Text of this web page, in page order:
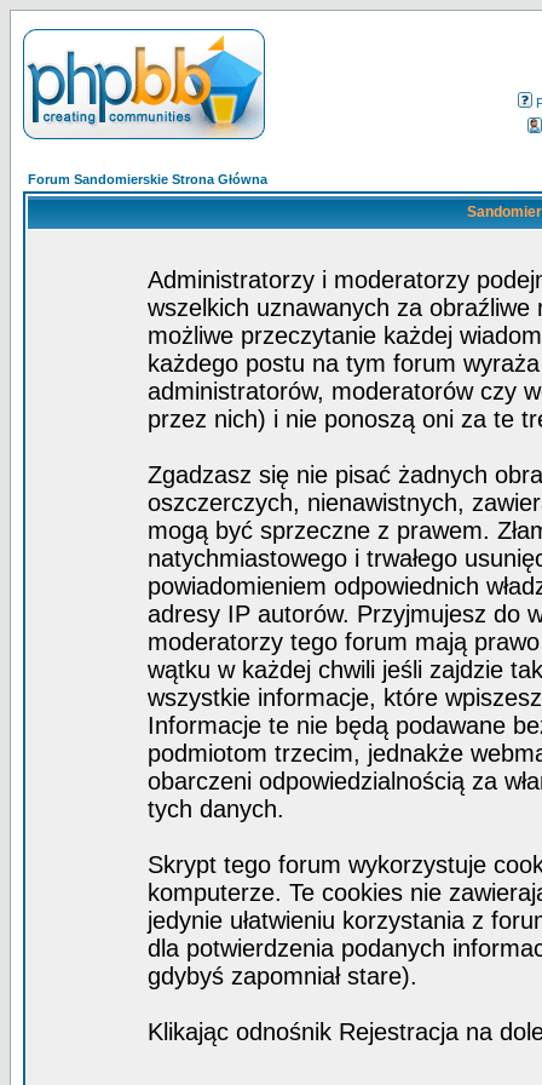
Forum Sandomierskie Strona Główna
Administratorzy i moderatorzy
wszelkich uznawanych za obraźliwe
możliwe przeczytanie każdej
każdego postu na tym forum
administratorów, moderatorów czy
przez nich) i nie ponoszą oni za te
Zgadzasz się nie pisać żadnych
oszczerczych, nienawistnych,
mogą być sprzeczne z prawem.
natychmiastowego i trwałego
powiadomieniem odpowiednich
adresy IP autorów. Przyjmujesz do
moderatorzy tego forum mają
wątku w każdej chwili jeśli zajdzie
wszystkie informacje, które
Informacje te nie będą podawane
podmiotom trzecim, jednakże
obarczeni odpowiedzialnością za
tych danych.
Skrypt tego forum wykorzystuje
komputerze. Te cookies nie
jedynie ułatwieniu korzystania z
dla potwierdzenia podanych
gdybyś zapomniał stare).
Klikając odnośnik Rejestracja na